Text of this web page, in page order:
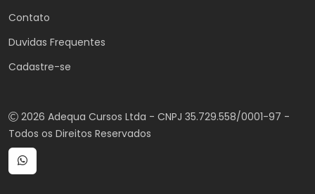
Contato
Duvidas Frequentes
Cadastre-se
2026 Adequa Cursos Ltda - CNPJ 35.729.558/0001-97 -
Todos os Direitos Reservados